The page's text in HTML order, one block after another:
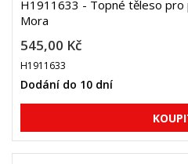
H1911633 - Topné těleso pro
Mora
545,00 Kč
H1911633
Dodání do 10 dní